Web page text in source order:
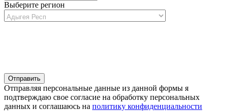
Выберите регион
Отправляя персональные данные из данной формы я
подтверждаю свое согласие на обработку персональных
данных и соглашаюсь на политику конфиденциальности